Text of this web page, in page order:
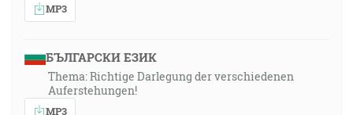
MP3
БЪЛГАРСКИ ЕЗИК
Thema: Richtige Darlegung der verschiedenen
Auferstehungen!
MP3